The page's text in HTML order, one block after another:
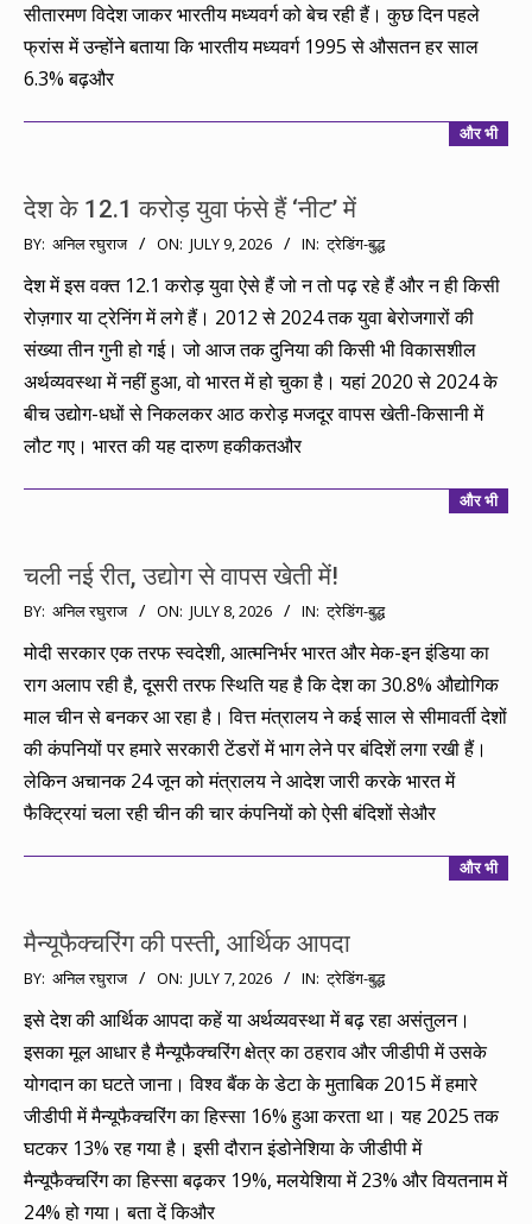
सीतारमण विदेश जाकर भारतीय मध्यवर्ग को बेच रही हैं। कुछ दिन पहले
फ्रांस में उन्होंने बताया कि भारतीय मध्यवर्ग 1995 से औसतन हर साल
6.3% बढ़और
और भी
देश के 12.1 करोड़ युवा फंसे हैं ‘नीट’ में
2026-
07-
09
BY: अनिल रघुराज ON: JULY 9, 2026 IN: ट्रेडिंग-बुद्ध
देश में इस वक्त 12.1 करोड़ युवा ऐसे हैं जो न तो पढ़ रहे हैं और न ही किसी
रोज़गार या ट्रेनिंग में लगे हैं। 2012 से 2024 तक युवा बेरोजगारों की
संख्या तीन गुनी हो गई। जो आज तक दुनिया की किसी भी विकासशील
अर्थव्यवस्था में नहीं हुआ, वो भारत में हो चुका है। यहां 2020 से 2024 के
बीच उद्योग-धधों से निकलकर आठ करोड़ मजदूर वापस खेती-किसानी में
लौट गए। भारत की यह दारुण हकीकतऔर
और भी
चली नई रीत, उद्योग से वापस खेती में!
2026-
07-
BY: अनिल रघुराज ON: JULY 8, 2026 IN: ट्रेडिंग-बुद्ध
मोदी सरकार एक तरफ स्वदेशी, आत्मनिर्भर भारत और मेक-इन इंडिया का
राग अलाप रही है, दूसरी तरफ स्थिति यह है कि देश का 30.8% औद्योगिक
माल चीन से बनकर आ रहा है। वित्त मंत्रालय ने कई साल से सीमावर्ती देशों
की कंपनियों पर हमारे सरकारी टेंडरों में भाग लेने पर बंदिशें लगा रखी हैं।
लेकिन अचानक 24 जून को मंत्रालय ने आदेश जारी करके भारत में
फैक्ट्रियां चला रही चीन की चार कंपनियों को ऐसी बंदिशों सेऔर
और भी
मैन्यूफैक्चरिंग की पस्ती, आर्थिक आपदा
2026-
07-
07
BY: अनिल रघुराज ON: JULY 7, 2026 IN: ट्रेडिंग-बुद्ध
इसे देश की आर्थिक आपदा कहें या अर्थव्यवस्था में बढ़ रहा असंतुलन।
इसका मूल आधार है मैन्यूफैक्चरिंग क्षेत्र का ठहराव और जीडीपी में उसके
योगदान का घटते जाना। विश्व बैंक के डेटा के मुताबिक 2015 में हमारे
जीडीपी में मैन्यूफैक्चरिंग का हिस्सा 16% हुआ करता था। यह 2025 तक
घटकर 13% रह गया है। इसी दौरान इंडोनेशिया के जीडीपी में
मैन्यूफैक्चरिंग का हिस्सा बढ़कर 19%, मलयेशिया में 23% और वियतनाम में
24% हो गया। बता दें किऔर